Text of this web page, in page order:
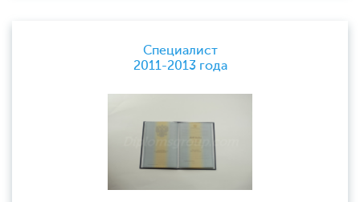
Специалист
2011-2013 года